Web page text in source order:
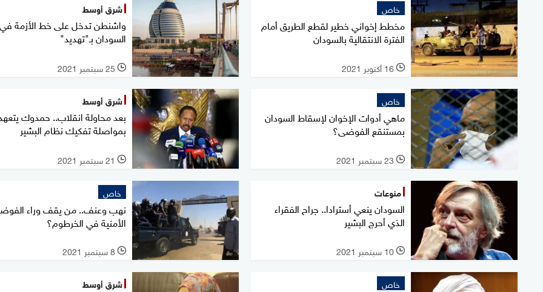
خاص
مخطط إخواني خطير لقطع الطريق أمام
الفترة الانتقالية بالسودان
l 16 أكتوبر 2021
شرق أوسط
واشنطن تدخل على خط الأزمة في
السودان بـ"تهديد"
l 25 سبتمبر 2021
خاص
ماهي أدوات الإخوان لإسقاط السودان
بمستنقع الفوضى؟
l 23 سبتمبر 2021
شرق أوسط
بعد محاولة انقلاب.. حمدوك
بمواصلة تفكيك نظام البشير
l 21 سبتمبر 2021
منوعات
السودان ينعي أسترادا.. جراح الفقراء
الذي أحرج البشير
l 10 سبتمبر 2021
خاص
نهب وعنف.. من يقف وراء
الأمنية في الخرطوم؟
l 8 سبتمبر 2021
خاص شرق أوسط